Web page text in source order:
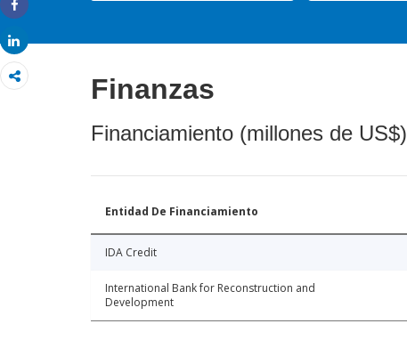
Share
Share
Finanzas
Financiamiento (millones de US$)
Entidad De Financiamiento
IDA Credit
International Bank for Reconstruction and
Development